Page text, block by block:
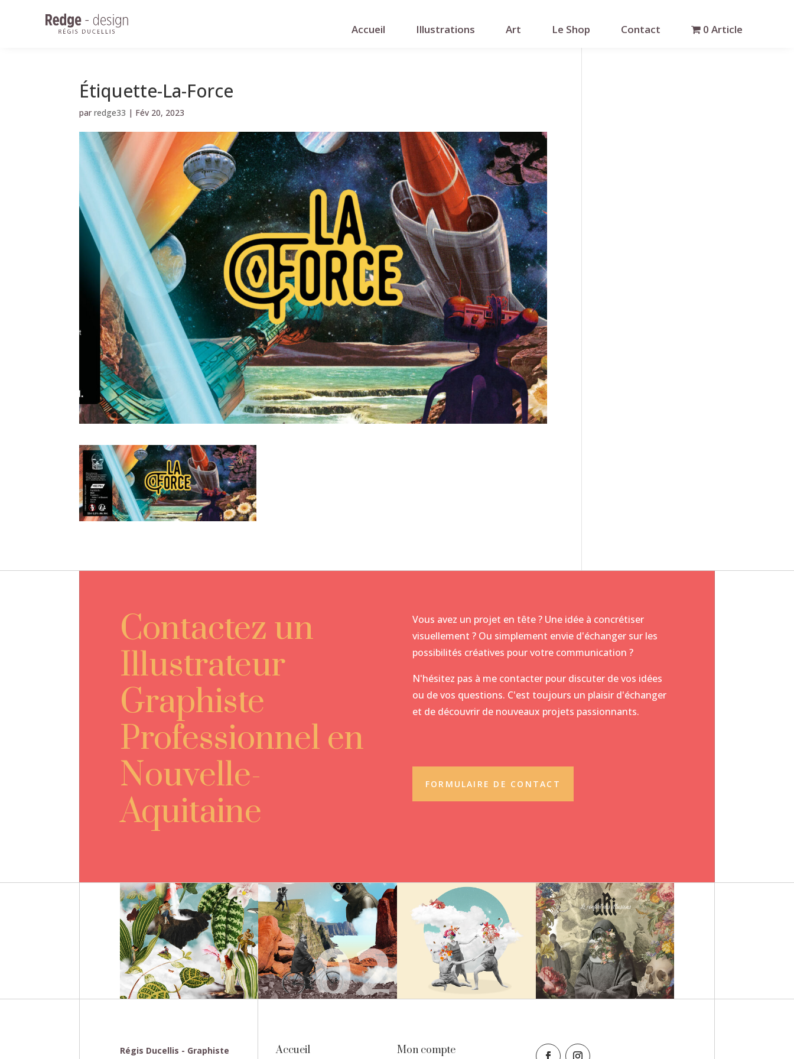
Accueil Illustrations Art Le Shop Contact 0 Article
Étiquette-La-Force
parredge33 | Fév 20, 2023
Contactez un
Illustrateur
Graphiste
Professionnel en
Nouvelle-
Aquitaine
Vous avez un projet en tête ? Une idée à concrétiser
visuellement ? Ou simplement envie d'échanger sur les
possibilités créatives pour votre communication ?
N'hésitez pas à me contacter pour discuter de vos idées
ou de vos questions. C'est toujours un plaisir d'échanger
et de découvrir de nouveaux projets passionnants.
FORMULAIRE DE CONTACT
Régis Ducellis - Graphiste
Accueil Mon compte